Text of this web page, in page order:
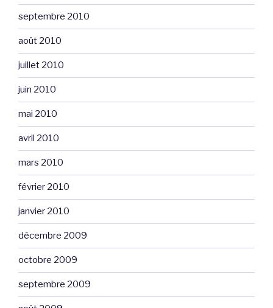
septembre 2010
août 2010
juillet 2010
juin 2010
mai 2010
avril 2010
mars 2010
février 2010
janvier 2010
décembre 2009
octobre 2009
septembre 2009